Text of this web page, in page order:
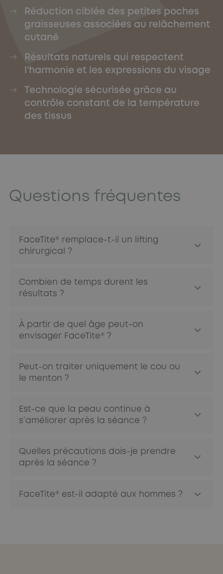
Réduction ciblée des petites poches
graisseuses associées au relâchement
cutané
Résultats naturels qui respectent
l’harmonie et les expressions du visage
Technologie sécurisée grâce au
contrôle constant de la température
des tissus
Questions fréquentes
FaceTite® remplace-t-il un lifting
chirurgical ?
alternative moins invasive pour les patients présentant
un relâchement modéré à marqué et souhaitant éviter la
Combien de temps durent les
résultats ?
plusieurs années. Le processus naturel de vieillissement
continue néanmoins.
À partir de quel âge peut-on
envisager FaceTite® ?
la peau et le relâchement observé, généralement à partir
de la quarantaine.
Peut-on traiter uniquement le cou ou
le menton ?
appliqué sur plusieurs régions du visage selon les
besoins.
Est-ce que la peau continue à
s’améliorer après la séance ?
mois après le traitement, ce qui améliore
progressivement la fermeté et la texture de la peau.
Quelles précautions dois-je prendre
après la séance ?
activités physiques intenses pendant quelques jours, et
FaceTite® est-il adapté aux hommes ?